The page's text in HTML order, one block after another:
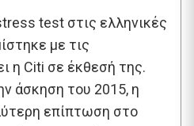
test στις ελληνικές
με τις
η Citi σε έκθεσή της.
άσκηση του 2015, η
επίπτωση στο